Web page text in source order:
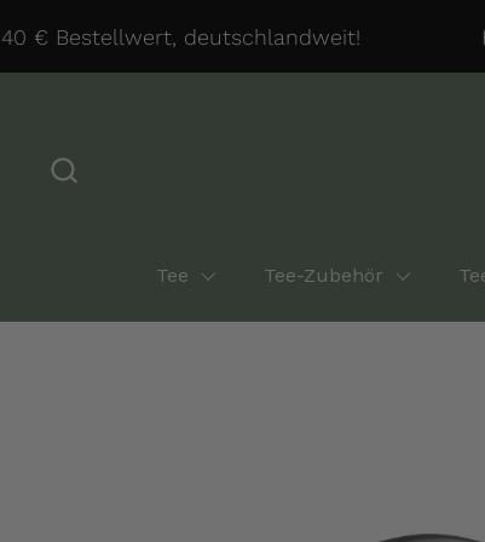
Bestellwert, deutschlandweit!
Tee Tee-Zubehör